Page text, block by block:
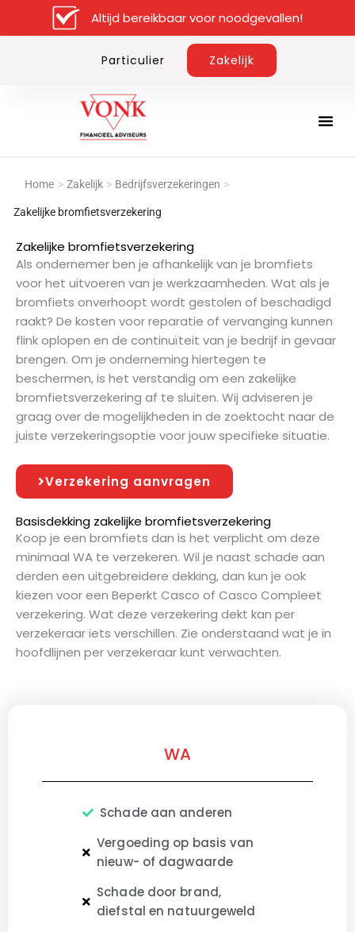
Altijd bereikbaar voor noodgevallen!
Particulier Zakelijk
Home > Zakelijk > Bedrijfsverzekeringen >
Zakelijke bromfietsverzekering
Zakelijke bromfietsverzekering
Als ondernemer ben je afhankelijk van je bromfiets
voor het uitvoeren van je werkzaamheden. Wat als je
bromfiets onverhoopt wordt gestolen of beschadigd
raakt? De kosten voor reparatie of vervanging kunnen
flink oplopen en de continuïteit van je bedrijf in gevaar
brengen. Om je onderneming hiertegen te
beschermen, is het verstandig om een zakelijke
bromfietsverzekering af te sluiten. Wij adviseren je
graag over de mogelijkheden in de zoektocht naar de
juiste verzekeringsoptie voor jouw specifieke situatie.
Verzekering aanvragen
Basisdekking zakelijke bromfietsverzekering
Koop je een bromfiets dan is het verplicht om deze
minimaal WA te verzekeren. Wil je naast schade aan
derden een uitgebreidere dekking, dan kun je ook
kiezen voor een Beperkt Casco of Casco Compleet
verzekering. Wat deze verzekering dekt kan per
verzekeraar iets verschillen. Zie onderstaand wat je in
hoofdlijnen per verzekeraar kunt verwachten.
WA
Schade aan anderen
Vergoeding op basis van
nieuw- of dagwaarde
Schade door brand,
diefstal en natuurgeweld